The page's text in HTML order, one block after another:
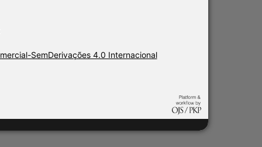
SemDerivações 4.0 Internacional